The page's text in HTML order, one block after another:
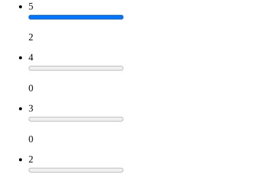
5
2
4
0
3
0
2